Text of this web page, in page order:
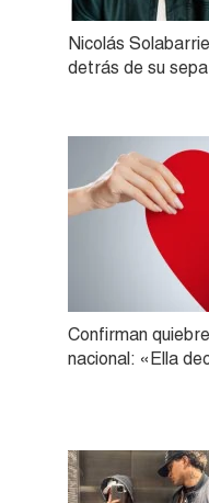
Nicolás
detrás de su
Confirman
nacional: «Ella